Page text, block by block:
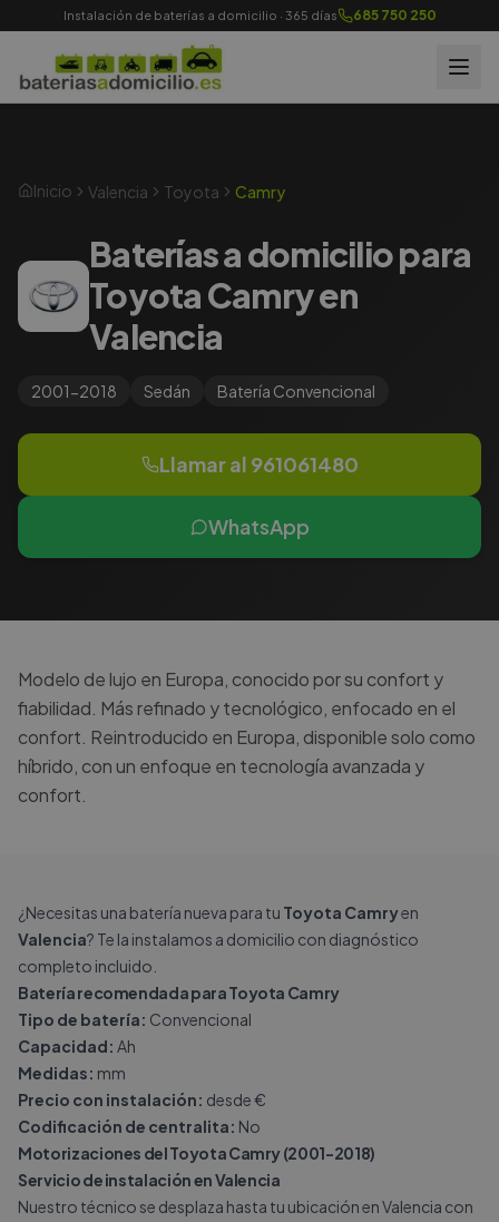
Instalación de baterías a domicilio · 365 días 685 750 250
Inicio Valencia Toyota Camry
Baterías a domicilio para
Toyota Camry en
Valencia
2001-2018 Sedán Batería Convencional
Llamar al 961061480
WhatsApp
Modelo de lujo en Europa, conocido por su confort y
fiabilidad. Más refinado y tecnológico, enfocado en el
confort. Reintroducido en Europa, disponible solo como
híbrido, con un enfoque en tecnología avanzada y
confort.
¿Necesitas una batería nueva para tu Toyota Camryen
Valencia? Te la instalamos a domicilio con diagnóstico
completo incluido.
Batería recomendada para Toyota Camry
Tipo de batería: Convencional
Capacidad: Ah
Medidas: mm
Precio con instalación: desde €
Codificación de centralita: No
Motorizaciones del Toyota Camry (2001-2018)
Servicio de instalación en Valencia
Nuestro técnico se desplaza hasta tu ubicación en Valencia con